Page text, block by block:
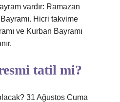
vardır: Ramazan
Hicri takvime
ve Kurban Bayramı
tatil mi?
31 Ağustos Cuma